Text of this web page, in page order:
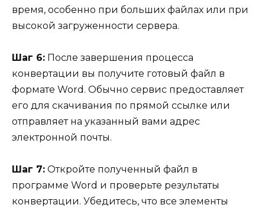
время, особенно при больших файлах или при
высокой загруженности сервера.
Шаг 6: После завершения процесса
конвертации вы получите готовый файл в
формате Word. Обычно сервис предоставляет
его для скачивания по прямой ссылке или
отправляет на указанный вами адрес
электронной почты.
Шаг 7: Откройте полученный файл в
программе Word и проверьте результаты
конвертации. Убедитесь, что все элементы